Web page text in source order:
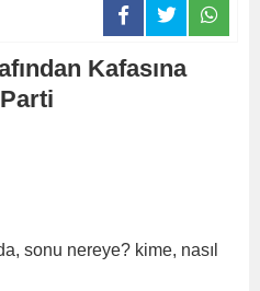
Kafasına
sonu nereye? kime, nasıl